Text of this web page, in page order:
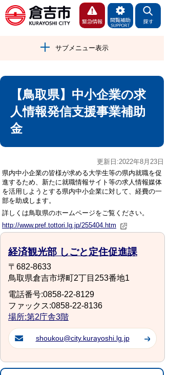
サブメニュー表示
【鳥取県】中小企業の求
人情報発信支援事業補助
金
更新日:2022年8月23日
県内中小企業の皆様が求める大学生等の県内就職を促
進するため、新たに就職情報サイト等の求人情報媒体
を活用しようとする県内中小企業に対して、経費の一
部を助成します。
詳しくは鳥取県のホームページをご覧ください。
http://www.pref.tottori.lg.jp/255404.htm
経済観光部 しごと定住促進課
〒682-8633
鳥取県倉吉市堺町2丁目253番地1
電話番号:0858-22-8129
ファックス:0858-22-8136
場所:第2庁舎3階
shoukou@city.kurayoshi.lg.jp